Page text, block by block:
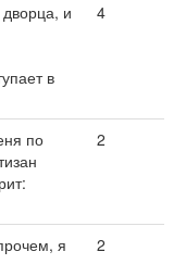
и
в
4
по
2
я
2